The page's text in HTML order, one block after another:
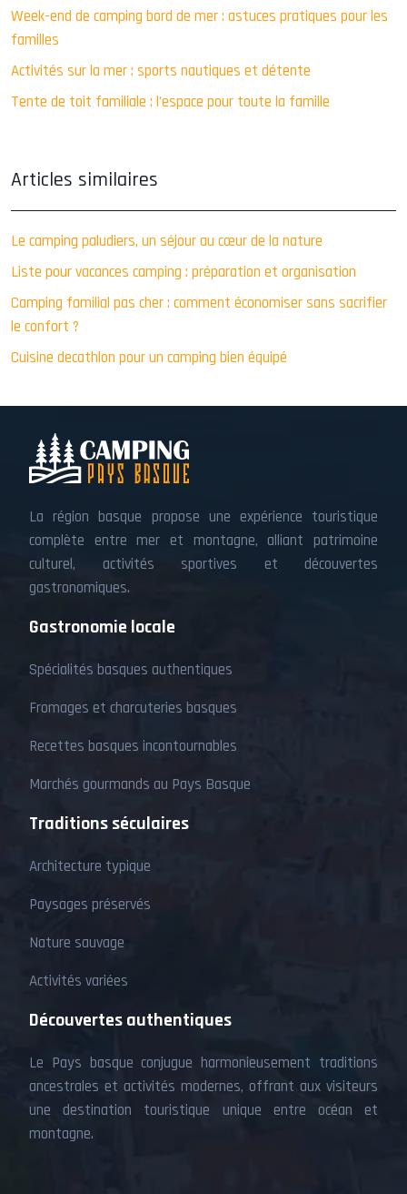
Week-end de camping bord de mer : astuces pratiques pour les
familles
Activités sur la mer : sports nautiques et détente
Tente de toit familiale : l’espace pour toute la famille
Articles similaires
Le camping paludiers, un séjour au cœur de la nature
Liste pour vacances camping : préparation et organisation
Camping familial pas cher : comment économiser sans sacrifier
le confort ?
Cuisine decathlon pour un camping bien équipé
La région basque propose une expérience touristique
complète entre mer et montagne, alliant patrimoine
culturel, activités sportives et découvertes
gastronomiques.
Gastronomie locale
Spécialités basques authentiques
Fromages et charcuteries basques
Recettes basques incontournables
Marchés gourmands au Pays Basque
Traditions séculaires
Architecture typique
Paysages préservés
Nature sauvage
Activités variées
Découvertes authentiques
Le Pays basque conjugue harmonieusement traditions
ancestrales et activités modernes, offrant aux visiteurs
une destination touristique unique entre océan et
montagne.